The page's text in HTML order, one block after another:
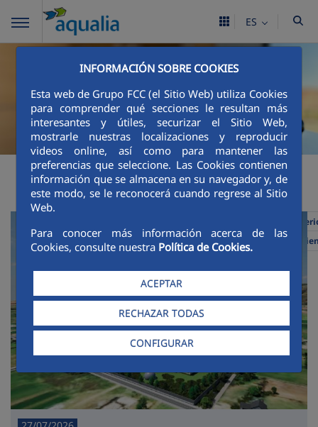
INFORMACIÓN SOBRE COOKIES
Esta web de Grupo FCC (el Sitio Web) utiliza Cookies
para comprender qué secciones le resultan más
interesantes y útiles, securizar el Sitio Web,
mostrarle nuestras localizaciones y reproducir
videos online, así como para mantener las
preferencias que seleccione. Las Cookies contienen
información que se almacena en su navegador y, de
este modo, se le reconocerá cuando regrese al Sitio
Web.
Para conocer más información acerca de las
Cookies, consulte nuestra Política de Cookies.
ACEPTAR
RECHAZAR TODAS
CONFIGURAR
ES
Últimas noticias